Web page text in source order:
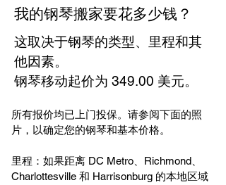
我的钢琴搬家要花多少钱？
这取决于钢琴的类型、里程和其
他因素。
钢琴移动起价为 349.00 美元。
所有报价均已上门投保。请参阅下面的照
片，以确定您的钢琴和基本价格。
里程：如果距离 DC Metro、Richmond、
Charlottesville 和 Harrisonburg 的本地区域